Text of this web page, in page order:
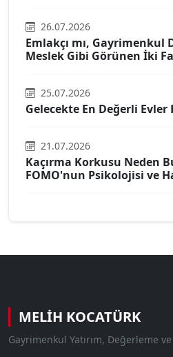
26.07.2026
Emlakçı mı, Gayrimenkul
Meslek Gibi Görünen İki
25.07.2026
Gelecekte En Değerli
21.07.2026
Kaçırma Korkusu Neden
FOMO'nun Psikolojisi ve
MELIH KOCATÜRK
Gayrimenkul Yatırım, Değerleme